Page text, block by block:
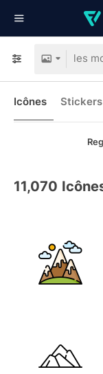
Icônes Stickers
11,070